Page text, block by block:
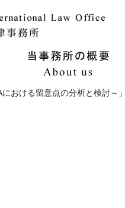
おける留意点の分析と検討～」